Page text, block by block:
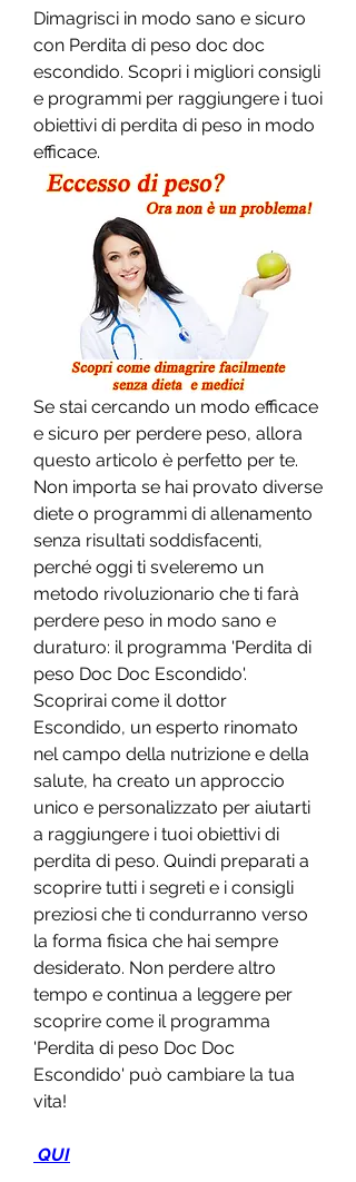
Dimagrisci in modo sano e sicuro
con Perdita di peso doc doc
escondido. Scopri i migliori consigli
e programmi per raggiungere i tuoi
obiettivi di perdita di peso in modo
efficace.
Se stai cercando un modo efficace
e sicuro per perdere peso, allora
questo articolo è perfetto per te.
Non importa se hai provato diverse
diete o programmi di allenamento
senza risultati soddisfacenti,
perché oggi ti sveleremo un
metodo rivoluzionario che ti farà
perdere peso in modo sano e
duraturo: il programma 'Perdita di
peso Doc Doc Escondido'.
Scoprirai come il dottor
Escondido, un esperto rinomato
nel campo della nutrizione e della
salute, ha creato un approccio
unico e personalizzato per aiutarti
a raggiungere i tuoi obiettivi di
perdita di peso. Quindi preparati a
scoprire tutti i segreti e i consigli
preziosi che ti condurranno verso
la forma fisica che hai sempre
desiderato. Non perdere altro
tempo e continua a leggere per
scoprire come il programma
'Perdita di peso Doc Doc
Escondido' può cambiare la tua
vita!
QUI